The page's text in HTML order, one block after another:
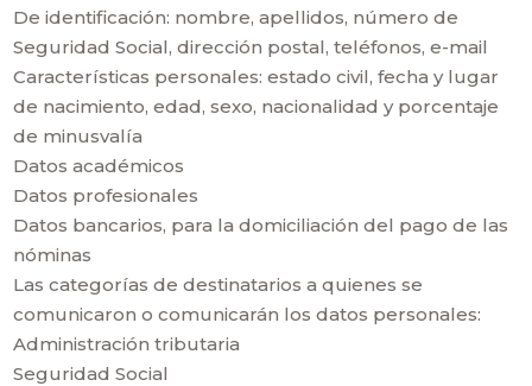
De identificación: nombre, apellidos, número de
Seguridad Social, dirección postal, teléfonos, e-mail
Características personales: estado civil, fecha y lugar
de nacimiento, edad, sexo, nacionalidad y porcentaje
de minusvalía
Datos académicos
Datos profesionales
Datos bancarios, para la domiciliación del pago de las
nóminas
Las categorías de destinatarios a quienes se
comunicaron o comunicarán los datos personales:
Administración tributaria
Seguridad Social